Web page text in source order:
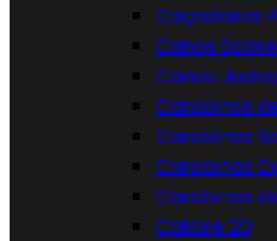
Caçadeiras
Canos
Canos
Carabinas
Carabinas
Carabinas
Carabinas
Calibre 20